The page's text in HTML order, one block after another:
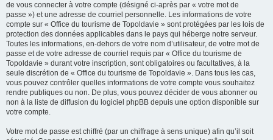
de vous connecter à votre compte (désigné ci-après par « votre mot de
passe ») et une adresse de courriel personnelle. Les informations de votre
compte sur « Office du tourisme de Topoldavie » sont protégées par les lois de
protection des données applicables dans le pays qui héberge notre serveur.
Toutes les informations, en-dehors de votre nom d’utilisateur, de votre mot de
passe et de votre adresse de courriel requis par « Office du tourisme de
Topoldavie » durant votre inscription, sont obligatoires ou facultatives, à la
seule discrétion de « Office du tourisme de Topoldavie ». Dans tous les cas,
vous pouvez contrôler quelles informations de votre compte vous souhaitez
rendre publiques ou non. De plus, vous pouvez décider de vous abonner ou
non à la liste de diffusion du logiciel phpBB depuis une option disponible sur
votre compte.
Votre mot de passe est chiffré (par un chiffrage à sens unique) afin qu’il soit